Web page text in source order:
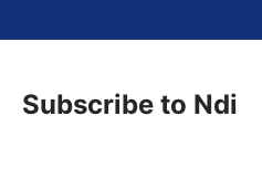
Subscribe to Ndi